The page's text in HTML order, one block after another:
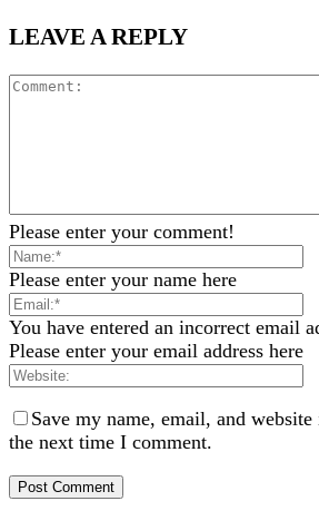
LEAVE A REPLY
Please enter your comment!
Please enter your name here
You have entered an incorrect email
Please enter your email address here
Save my name, email, and
the next time I comment.